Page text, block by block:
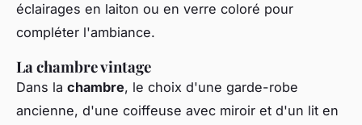
éclairages en laiton ou en verre coloré pour
compléter l'ambiance.
La chambre vintage
Dans la chambre, le choix d'une garde-robe
ancienne, d'une coiffeuse avec miroir et d'un lit en